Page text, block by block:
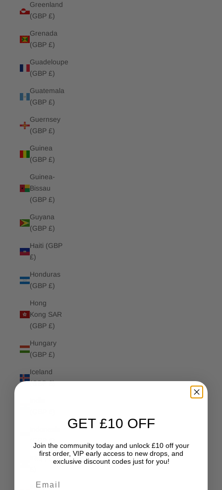
Greenland
(GBP £)
Grenada
(GBP £)
Guadeloupe
(GBP £)
Guatemala
(GBP £)
Guernsey
(GBP £)
Guinea
(GBP £)
Guinea-
Bissau
(GBP £)
Guyana
(GBP £)
Haiti (GBP
£)
Honduras
(GBP £)
Hong
Kong SAR
(GBP £)
Hungary
(GBP £)
Iceland
(GBP £)
Iraq (GBP
Ireland
GET £10 OFF
Join the community today and unlock £10 off your
first order, VIP early access to new drops, and
exclusive discount codes just for you!